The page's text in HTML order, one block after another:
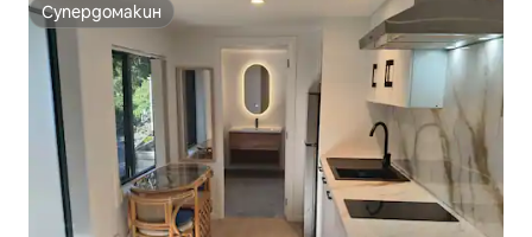
Супердомакин
Супердомакин